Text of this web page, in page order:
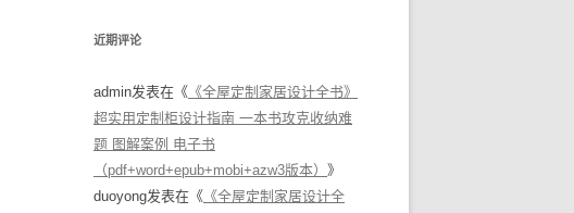
近期评论
admin发表在《 《全屋定制家居设计全书》
超实用定制柜设计指南 一本书攻克收纳难
题 图解案例 电子书
（pdf+word+epub+mobi+azw3版本） 》
duoyong发表在《 《全屋定制家居设计全